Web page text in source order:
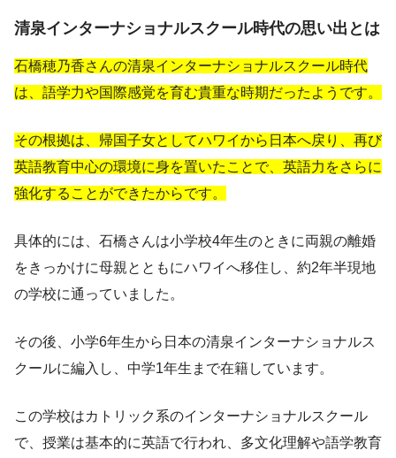
清泉インターナショナルスクール時代の思い出とは
石橋穂乃香さんの清泉インターナショナルスクール時代
は、語学力や国際感覚を育む貴重な時期だったようです。
その根拠は、帰国子女としてハワイから日本へ戻り、再び
英語教育中心の環境に身を置いたことで、英語力をさらに
強化することができたからです。
具体的には、石橋さんは小学校4年生のときに両親の離婚
をきっかけに母親とともにハワイへ移住し、約2年半現地
の学校に通っていました。
その後、小学6年生から日本の清泉インターナショナルス
クールに編入し、中学1年生まで在籍しています。
この学校はカトリック系のインターナショナルスクール
で、授業は基本的に英語で行われ、多文化理解や語学教育